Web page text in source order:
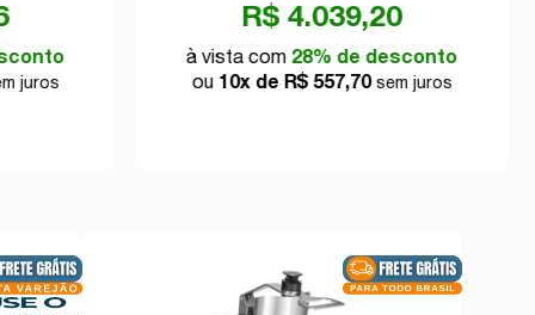
juros
R$ 4.039,20
à vista com28% de desconto
ou 10x de R$ 557,70sem juros